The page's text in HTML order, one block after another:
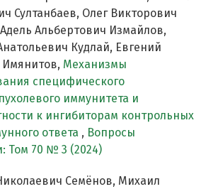
Султанбаев, Олег Викторович
Альбертович Измайлов,
Кудлай, Евгений
Механизмы
специфического
иммунитета и
к ингибиторам контрольных
ответа , Вопросы
Том 70 № 3 (2024)
Семёнов, Михаил